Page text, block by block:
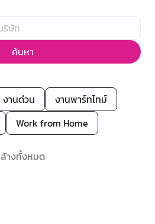
ค้นหา
งานด่วน
งานพาร์ทไทม์
Work from Home
ล้างทั้งหมด